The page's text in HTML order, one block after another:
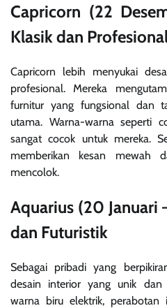
Capricorn (22
Klasik dan
Capricorn lebih menyukai
profesional. Mereka
furnitur yang fungsional dan
utama. Warna-warna seperti
sangat cocok untuk mereka.
memberikan kesan mewah
mencolok.
Aquarius (20 Januari
dan Futuristik
Sebagai pribadi yang
desain interior yang unik dan
warna biru elektrik, perabotan